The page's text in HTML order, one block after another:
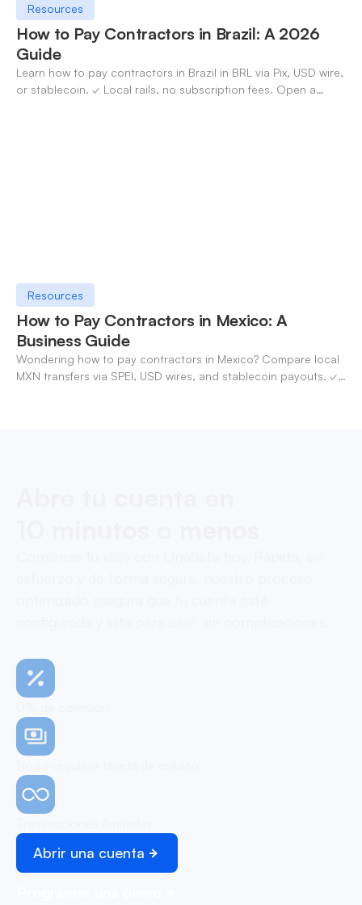
Resources
How to Pay Contractors in Brazil: A 2026
Guide
Learn how to pay contractors in Brazil in BRL via Pix, USD wire,
or stablecoin. ✓ Local rails, no subscription fees. Open a
Resources
How to Pay Contractors in Mexico: A
Business Guide
Wondering how to pay contractors in Mexico? Compare local
MXN transfers via SPEI, USD wires, and stablecoin payouts. ✓
Abrir una cuenta